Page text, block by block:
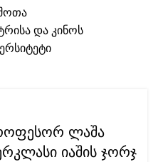
ლაშა
იაშის ჯორჯ